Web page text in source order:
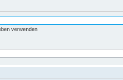
verwenden